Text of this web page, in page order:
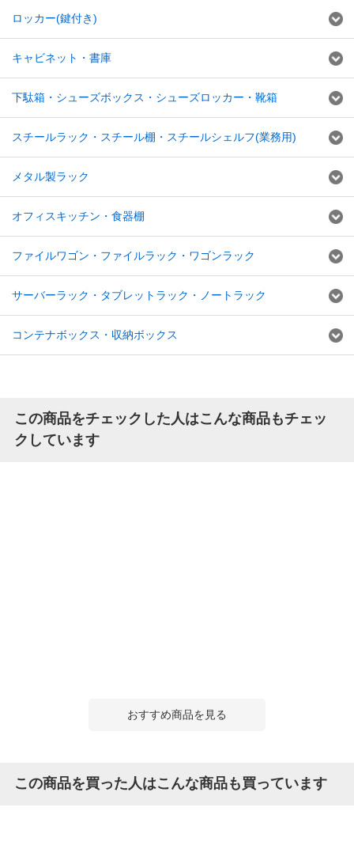
ロッカー(鍵付き)
キャビネット・書庫
下駄箱・シューズボックス・シューズロッカー・靴箱
スチールラック・スチール棚・スチールシェルフ(業務用)
メタル製ラック
オフィスキッチン・食器棚
ファイルワゴン・ファイルラック・ワゴンラック
サーバーラック・タブレットラック・ノートラック
コンテナボックス・収納ボックス
この商品をチェックした人はこんな商品もチェッ
クしています
おすすめ商品を見る
この商品を買った人はこんな商品も買っています